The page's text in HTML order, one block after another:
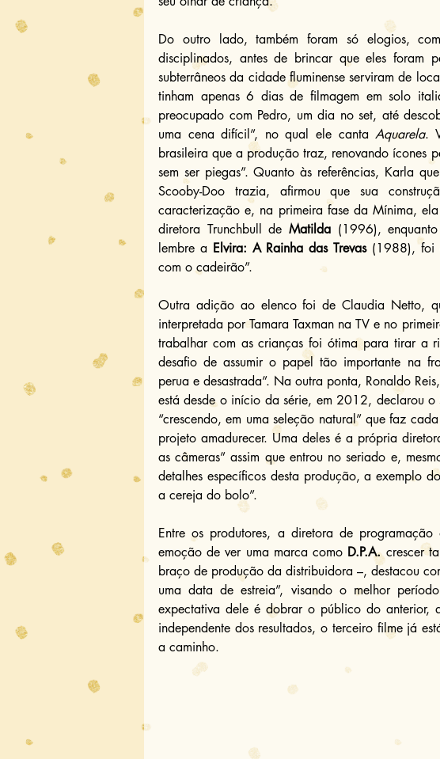
Do outro lado, também foram só elogios,
disciplinados, antes de brincar que eles
subterrâneos da cidade fluminense serviram de
tinham apenas 6 dias de filmagem em solo
preocupado com Pedro, um dia no set, até
uma cena difícil”, no qual ele canta Aquarela.
brasileira que a produção traz, renovando ícones
sem ser piegas”. Quanto às referências, Karla
Scooby-Doo trazia, afirmou que sua
caracterização e, na primeira fase da Mínima,
diretora Trunchbull de Matilda (1996),
lembre a Elvira: A Rainha das Trevas (1988), foi
com o cadeirão”.
Outra adição ao elenco foi de Claudia Netto,
interpretada por Tamara Taxman na TV e no
trabalhar com as crianças foi ótima para tirar a
desafio de assumir o papel tão importante na
perua e desastrada”. Na outra ponta, Ronaldo
está desde o início da série, em 2012, declarou o
“crescendo, em uma seleção natural” que faz
projeto amadurecer. Uma deles é a própria
as câmeras” assim que entrou no seriado e,
detalhes específicos desta produção, a exemplo
a cereja do bolo”.
Entre os produtores, a diretora de
emoção de ver uma marca como D.P.A. crescer
braço de produção da distribuidora –, destacou
uma data de estreia”, visando o melhor
expectativa dele é dobrar o público do anterior,
independente dos resultados, o terceiro filme já
a caminho.